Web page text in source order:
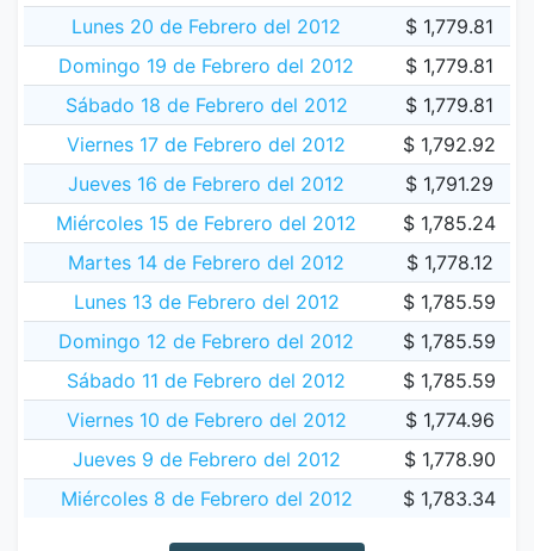
Lunes 20 de Febrero del 2012
$ 1,779.81
Domingo 19 de Febrero del 2012
$ 1,779.81
Sábado 18 de Febrero del 2012
$ 1,779.81
Viernes 17 de Febrero del 2012
$ 1,792.92
Jueves 16 de Febrero del 2012
$ 1,791.29
Miércoles 15 de Febrero del 2012
$ 1,785.24
Martes 14 de Febrero del 2012
$ 1,778.12
Lunes 13 de Febrero del 2012
$ 1,785.59
Domingo 12 de Febrero del 2012
$ 1,785.59
Sábado 11 de Febrero del 2012
$ 1,785.59
Viernes 10 de Febrero del 2012
$ 1,774.96
Jueves 9 de Febrero del 2012
$ 1,778.90
Miércoles 8 de Febrero del 2012
$ 1,783.34